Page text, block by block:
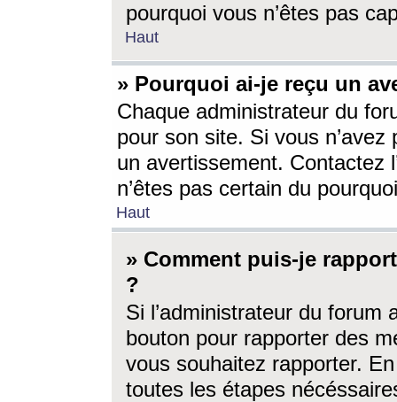
pourquoi vous n’êtes pas
Haut
» Pourquoi ai-je reçu un
Chaque administrateur du
pour son site. Si vous
un avertissement. Contactez
n’êtes pas certain du
Haut
» Comment puis-je
?
Si l’administrateur du forum
bouton pour rapporter des
vous souhaitez rapporter.
toutes les étapes